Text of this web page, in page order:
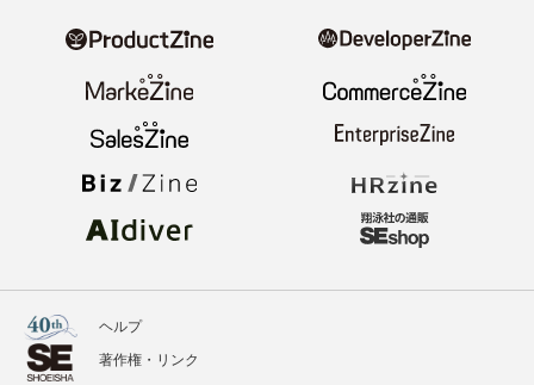
ニュース 記事
イベント BOOKS